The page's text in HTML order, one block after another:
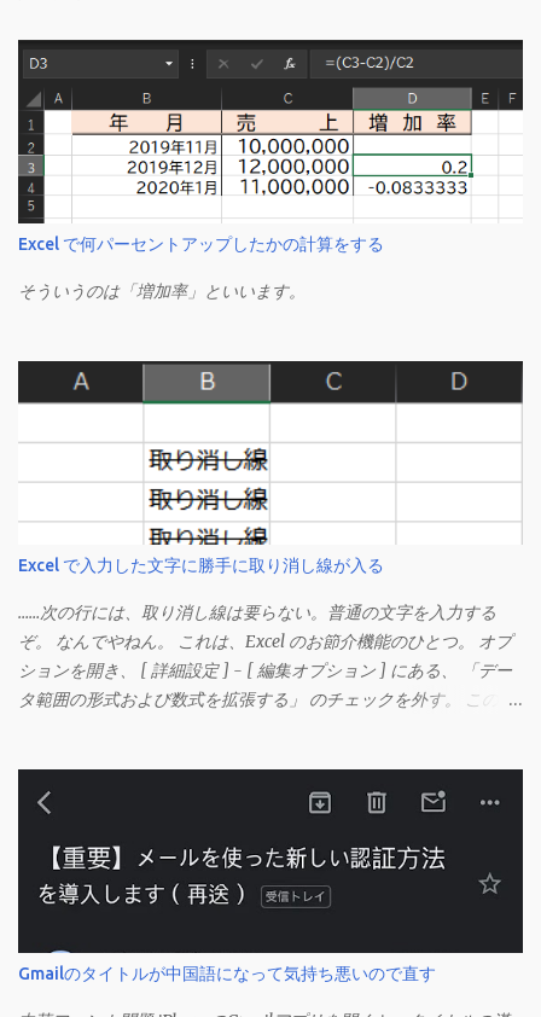
Excel で何パーセントアップしたかの計算をする
そういうのは「増加率」といいます。
Excel で入力した文字に勝手に取り消し線が入る
……次の行には、取り消し線は要らない。普通の文字を入力する
ぞ。 なんでやねん。 これは、Excel のお節介機能のひとつ。 オプ
ションを開き、 [ 詳細設定 ] - [ 編集オプション ] にある、 「デー
タ範囲の形式および数式を拡張する」 のチェックを外す。 この機
うです。 このオプションを解除して、他のセル（取り消し線の書
式がないセル）をコピーしてから、もう一度入力してみます。 今
度は大丈夫です。 Mac の場合、画面上部にあるメニューの
「Excel」をクリックして環境設定を開きます（「command + ,
（カンマ）」 でも開きます）。 「編集」を開きます。 「編集オプ
Gmailのタイトルが中国語になって気持ち悪いので直す